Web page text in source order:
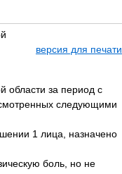
версия для печати
области за период с
следующими
1 лица, назначено
боль, но не